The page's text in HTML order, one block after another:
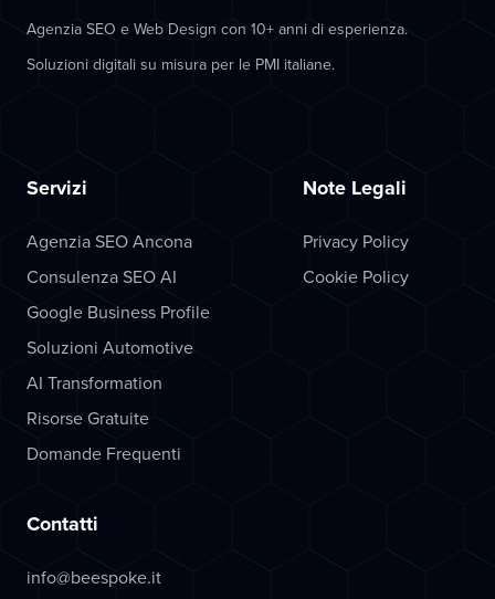
Agenzia SEO e Web Design con 10+ anni di esperienza.
Soluzioni digitali su misura per le PMI italiane.
Servizi
Agenzia SEO Ancona
Consulenza SEO AI
Google Business Profile
Soluzioni Automotive
AI Transformation
Risorse Gratuite
Domande Frequenti
Note Legali
Privacy Policy
Cookie Policy
Contatti
info@beespoke.it